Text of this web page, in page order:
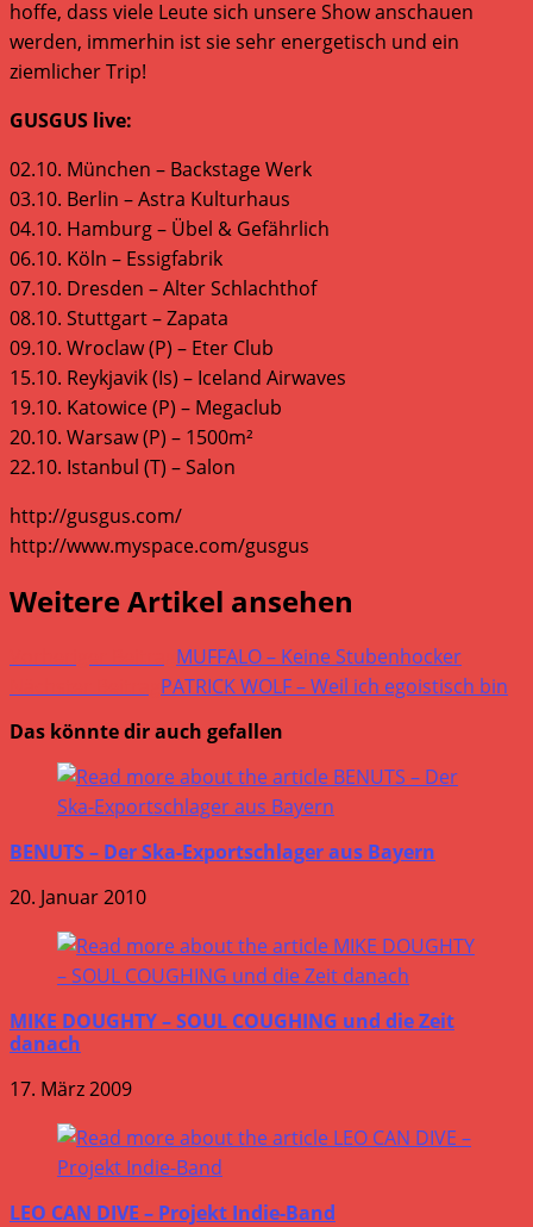
hoffe, dass viele Leute sich unsere Show anschauen
werden, immerhin ist sie sehr energetisch und ein
ziemlicher Trip!
GUSGUS live:
02.10. München – Backstage Werk
03.10. Berlin – Astra Kulturhaus
04.10. Hamburg – Übel & Gefährlich
06.10. Köln – Essigfabrik
07.10. Dresden – Alter Schlachthof
08.10. Stuttgart – Zapata
09.10. Wroclaw (P) – Eter Club
15.10. Reykjavik (Is) – Iceland Airwaves
19.10. Katowice (P) – Megaclub
20.10. Warsaw (P) – 1500m²
22.10. Istanbul (T) – Salon
http://gusgus.com/
http://www.myspace.com/gusgus
Weitere Artikel ansehen
MUFFALO – Keine Stubenhocker
PATRICK WOLF – Weil ich egoistisch bin
Das könnte dir auch gefallen
BENUTS – Der Ska-Exportschlager aus Bayern
20. Januar 2010
MIKE DOUGHTY – SOUL COUGHING und die Zeit
danach
17. März 2009
LEO CAN DIVE – Projekt Indie-Band